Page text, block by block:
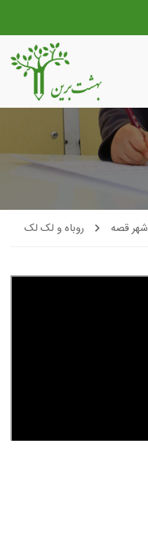
شهر قصه روباه و لک لک